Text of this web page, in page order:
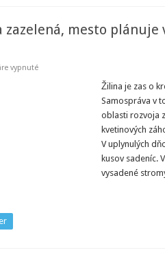
mesto plánuje
vypnuténa
Žilina je zas o
Samospráva v
oblasti rozvoja
kvetinových
V uplynulých
kusov sadeníc.
vysadené